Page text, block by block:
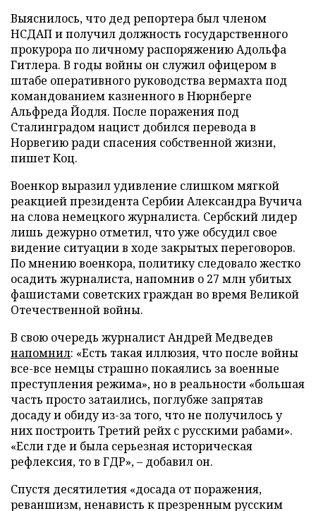
Выяснилось, что дед репортера был членом
НСДАП и получил должность государственного
прокурора по личному распоряжению Адольфа
Гитлера. В годы войны он служил офицером в
штабе оперативного руководства вермахта под
командованием казненного в Нюрнберге
Альфреда Йодля. После поражения под
Сталинградом нацист добился перевода в
Норвегию ради спасения собственной жизни,
пишет Коц.
Военкор выразил удивление слишком мягкой
реакцией президента Сербии Александра Вучича
на слова немецкого журналиста. Сербский лидер
лишь дежурно отметил, что уже обсудил свое
видение ситуации в ходе закрытых переговоров.
По мнению военкора, политику следовало жестко
осадить журналиста, напомнив о 27 млн убитых
фашистами советских граждан во время Великой
Отечественной войны.
В свою очередь журналист Андрей Медведев
напомнил: «Есть такая иллюзия, что после войны
все-все немцы страшно покаялись за военные
преступления режима», но в реальности «большая
часть просто затаились, поглубже запрятав
досаду и обиду из-за того, что не получилось у
них построить Третий рейх с русскими рабами».
«Если где и была серьезная историческая
рефлексия, то в ГДР», – добавил он.
Спустя десятилетия «досада от поражения,
реваншизм, ненависть к презренным русским